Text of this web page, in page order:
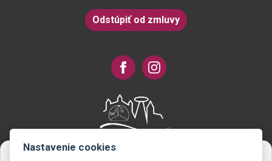
Odstúpiť od zmluvy
Nastavenie cookies